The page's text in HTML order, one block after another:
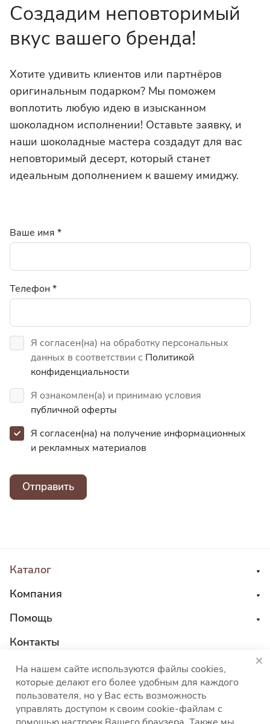
Создадим неповторимый
вкус вашего бренда!
Хотите удивить клиентов или партнёров
оригинальным подарком? Мы поможем
воплотить любую идею в изысканном
шоколадном исполнении! Оставьте заявку, и
наши шоколадные мастера создадут для вас
неповторимый десерт, который станет
идеальным дополнением к вашему имиджу.
Ваше имя *
Телефон*
Я согласен(на) на обработку персональных
данных в соответствии с Политикой
конфиденциальности
Я ознакомлен(а) и принимаю условия
публичной оферты
Я согласен(на) на получение информационных
и рекламных материалов
Отправить
Каталог
Компания
Помощь
Контакты
8 800 555 45 04
sales@choco-corp.com
На нашем сайте используются файлы cookies,
которые делают его более удобным для каждого
пользователя, но у Вас есть возможность
управлять доступом к своим cookie-файлам с